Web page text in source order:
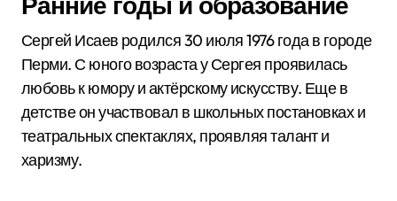
Сергей Исаев родился 30 июля 1976 года в городе
Перми. С юного возраста у Сергея проявилась
любовь к юмору и актёрскому искусству. Еще в
детстве он участвовал в школьных постановках и
театральных спектаклях, проявляя талант и
харизму.